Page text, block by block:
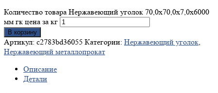
Количество товара Нержавеющий уголок 70,0х70,0х7,0х6000
мм гк цена за кг
В корзину
Артикул: c2783bd36055 Категории: Нержавеющий уголок,
Нержавеющий металлопрокат
Описание
Детали